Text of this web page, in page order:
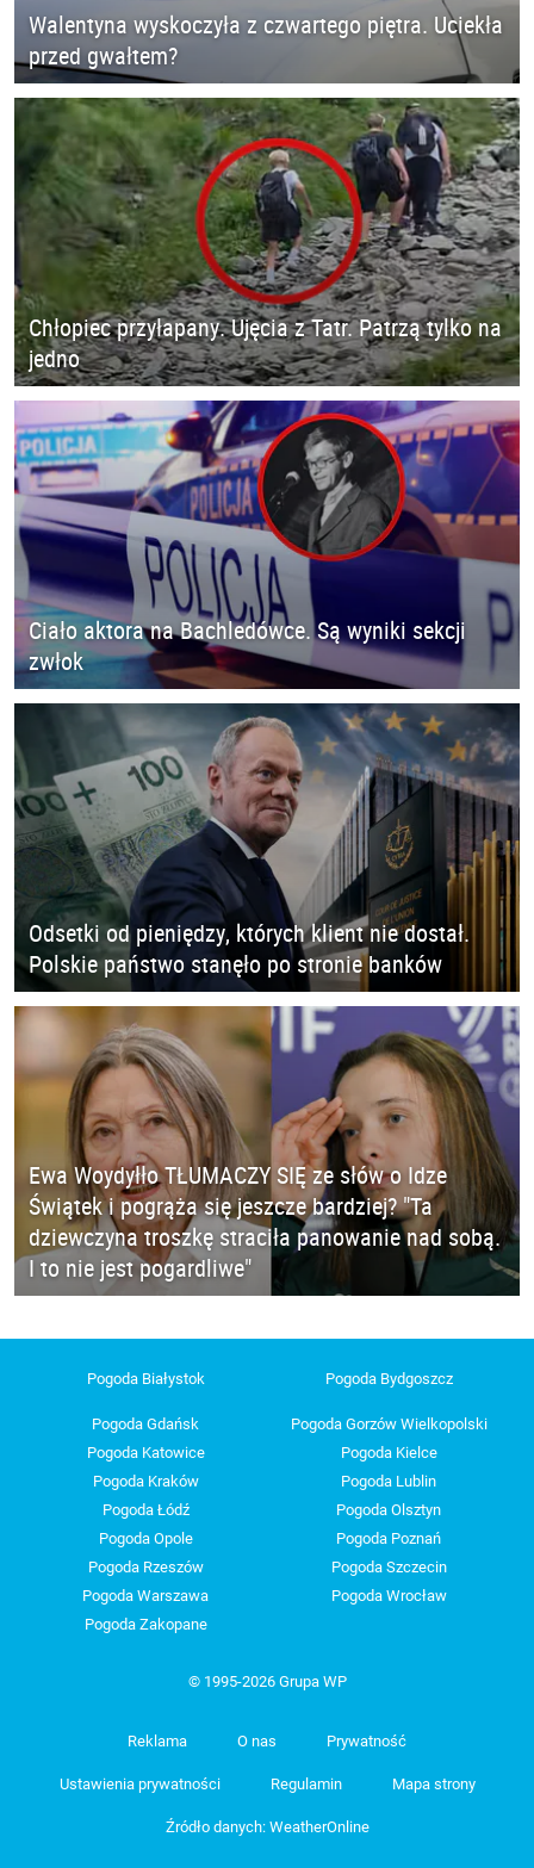
Walentyna wyskoczyła z czwartego piętra. Uciekła
przed gwałtem?
Chłopiec przyłapany. Ujęcia z Tatr. Patrzą tylko na
jedno
Ciało aktora na Bachledówce. Są wyniki sekcji
zwłok
Odsetki od pieniędzy, których klient nie dostał.
Polskie państwo stanęło po stronie banków
Ewa Woydyłło TŁUMACZY SIĘ ze słów o Idze
Świątek i pogrąża się jeszcze bardziej? "Ta
dziewczyna troszkę straciła panowanie nad sobą.
I to nie jest pogardliwe"
Pogoda Białystok Pogoda Bydgoszcz
Pogoda Gdańsk
Pogoda Gorzów Wielkopolski
Pogoda Katowice
Pogoda Kielce
Pogoda Kraków
Pogoda Lublin
Pogoda Łódź
Pogoda Olsztyn
Pogoda Opole
Pogoda Poznań
Pogoda Rzeszów
Pogoda Szczecin
Pogoda Warszawa
Pogoda Wrocław
Pogoda Zakopane
© 1995-2026 Grupa WP
Reklama O nas Prywatność
Ustawienia prywatności Regulamin Mapa strony
Źródło danych: WeatherOnline